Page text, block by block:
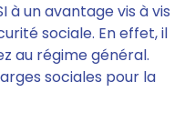
à un avantage vis à vis
sociale. En effet, il
au régime général.
sociales pour la